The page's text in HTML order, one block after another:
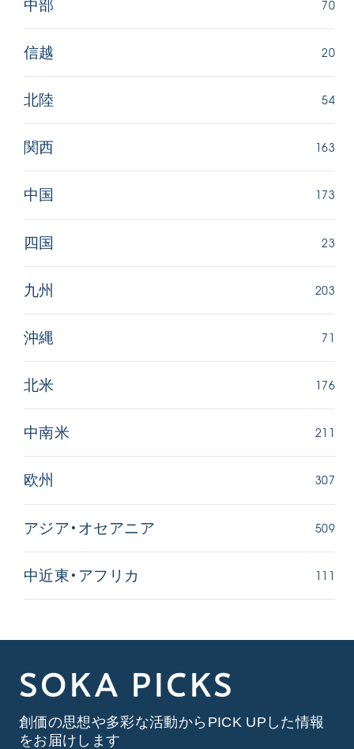
中部 70
信越 20
北陸 54
関西 163
中国 173
四国 23
九州 203
沖縄 71
北米 176
中南米 211
欧州 307
アジア・オセアニア 509
中近東・アフリカ 111
SOKA PICKS
創価の思想や多彩な活動からPICK UPした情報
をお届けします